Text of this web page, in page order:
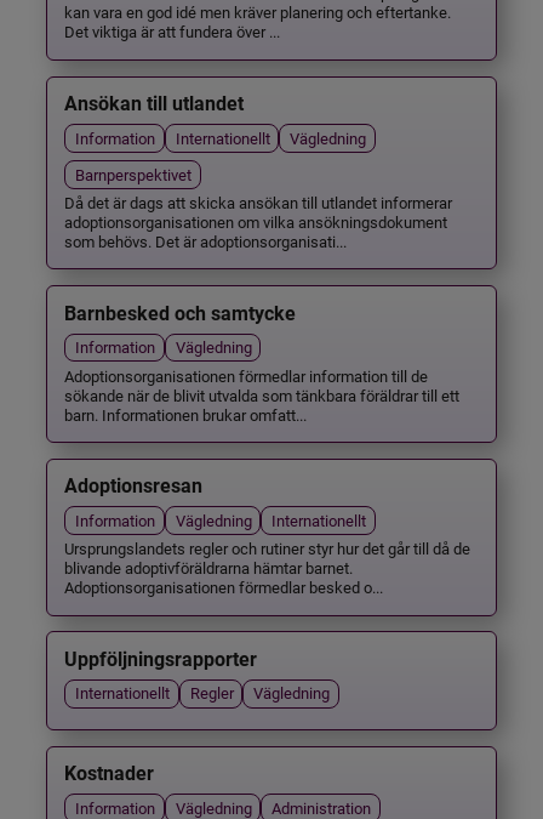
kan vara en god idé men kräver planering och eftertanke.
Det viktiga är att fundera över ...
Ansökan till utlandet
Information Internationellt
Vägledning
Barnperspektivet
Då det är dags att skicka ansökan till utlandet informerar
adoptionsorganisationen om vilka ansökningsdokument
som behövs. Det är adoptionsorganisati...
Barnbesked och samtycke
Information
Vägledning
Adoptionsorganisationen förmedlar information till de
sökande när de blivit utvalda som tänkbara föräldrar till ett
barn. Informationen brukar omfatt...
Adoptionsresan
Information Vägledning
Internationellt
Ursprungslandets regler och rutiner styr hur det går till då de
blivande adoptivföräldrarna hämtar barnet.
Adoptionsorganisationen förmedlar besked o...
Uppföljningsrapporter
Internationellt Regler Vägledning
Kostnader
Information Vägledning Administration